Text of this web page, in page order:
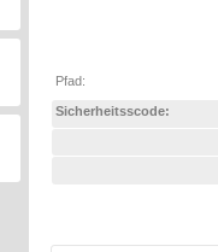
Pfad:
Sicherheitsscode: